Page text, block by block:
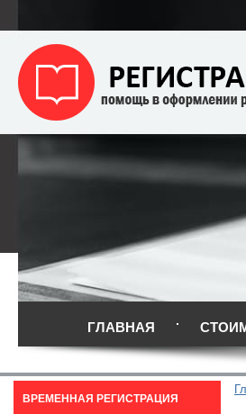
ГЛАВНАЯ
ВРЕМЕННАЯ РЕГИСТРАЦИЯ